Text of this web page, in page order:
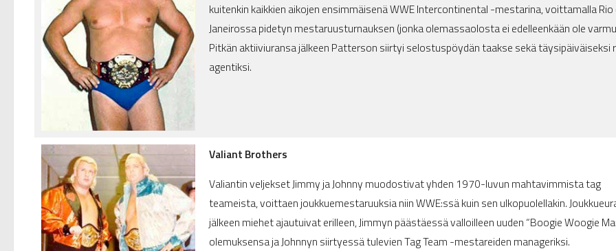
kuitenkin kaikkien aikojen ensimmäisenä WWE Intercontinental -mestarina, voittamalla Rio
Janeirossa pidetyn mestaruusturnauksen (jonka olemassaolosta ei edelleenkään ole
Pitkän aktiiviuransa jälkeen Patterson siirtyi selostuspöydän taakse sekä täysipäiväiseksi
agentiksi.
Valiant Brothers
Valiantin veljekset Jimmy ja Johnny muodostivat yhden 1970-luvun mahtavimmista tag
teameista, voittaen joukkuemestaruuksia niin WWE:ssä kuin sen ulkopuolellakin.
jälkeen miehet ajautuivat erilleen, Jimmyn päästäessä valloilleen uuden “Boogie Woogie
olemuksensa ja Johnnyn siirtyessä tulevien Tag Team -mestareiden manageriksi.